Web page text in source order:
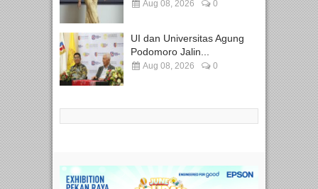
Aug 08, 2026 0
UI dan Universitas Agung
Podomoro Jalin...
Aug 08, 2026 0